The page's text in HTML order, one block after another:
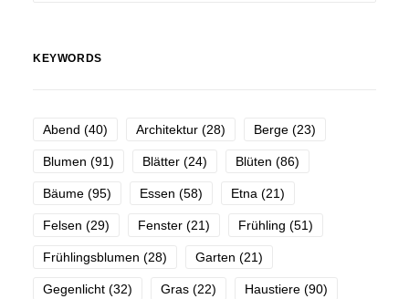
KEYWORDS
Abend (40) Architektur (28) Berge (23)
Blumen (91) Blätter (24) Blüten (86)
Bäume (95) Essen (58) Etna (21)
Felsen (29) Fenster (21) Frühling (51)
Frühlingsblumen (28) Garten (21)
Gegenlicht (32) Gras (22) Haustiere (90)